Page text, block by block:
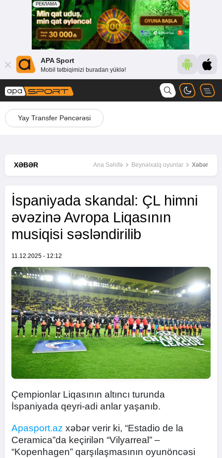
APA Sport
Mobil tətbiqimizi buradan yüklə!
Yay Transfer Pəncərəsi
XƏBƏR Ana Səhifə Beynəlxalq oyunlar Xəbər
İspaniyada skandal: ÇL himni
əvəzinə Avropa Liqasının
musiqisi səsləndirilib
11.12.2025 - 12:12
Çempionlar Liqasının altıncı turunda
İspaniyada qeyri-adi anlar yaşanıb.
Apasport.az xəbər verir ki, “Estadio de la
Ceramica”da keçirilən “Vilyarreal” –
“Kopenhagen” qarşılaşmasının oyunöncəsi